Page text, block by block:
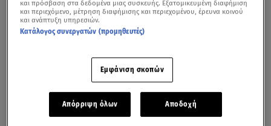
και πρόσβαση στα δεδομένα μιας συσκευής. Εξατομικευμένη διαφήμιση
και περιεχόμενο, μέτρηση διαφήμισης και περιεχομένου, έρευνα κοινού
και ανάπτυξη υπηρεσιών.
Κατάλογος συνεργατών (προμηθευτές)
Εμφάνιση σκοπών
Απόρριψη όλων Αποδοχή